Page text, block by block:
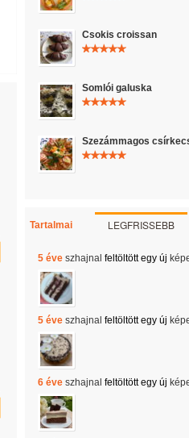
Csokis croissan
Somlói galuska
Szezámmagos
Tartalmai LEGFRISSEBB
5 éve szhajnal feltöltött egy új
5 éve szhajnal feltöltött egy új
6 éve szhajnal feltöltött egy új